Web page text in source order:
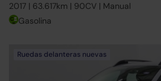
2017 | 63.617km | 90CV | Manual
Gasolina
Ruedas delanteras nuevas